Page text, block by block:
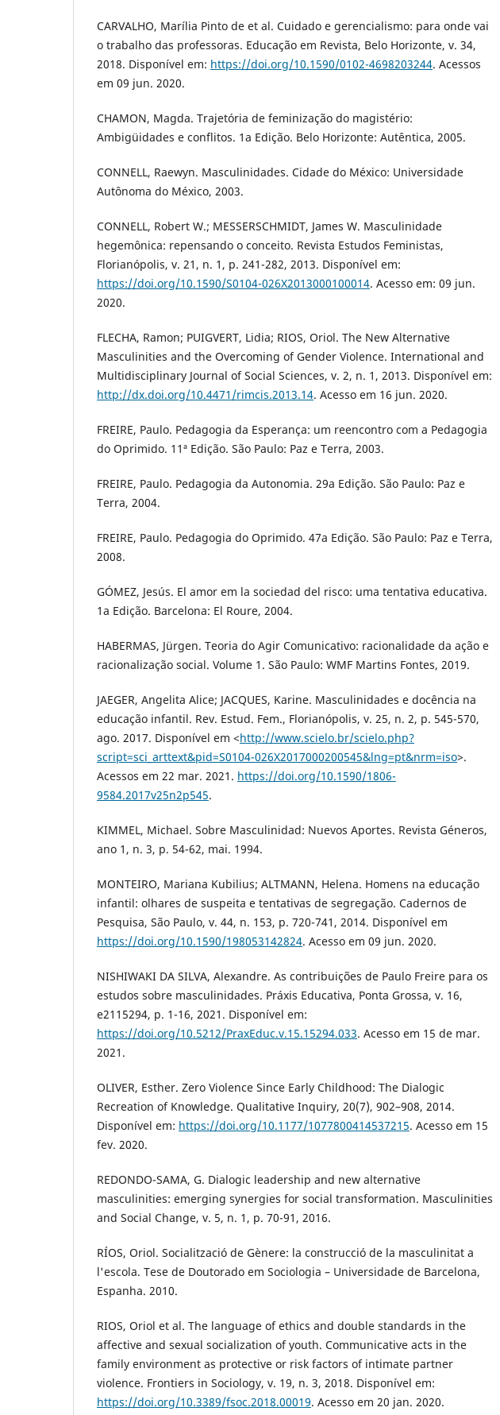
CARVALHO, Marília Pinto de et al. Cuidado e gerencialismo: para onde vai
o trabalho das professoras. Educação em Revista, Belo Horizonte, v. 34,
2018. Disponível em: https://doi.org/10.1590/0102-4698203244. Acessos
em 09 jun. 2020.
CHAMON, Magda. Trajetória de feminização do magistério:
Ambigüidades e conflitos. 1a Edição. Belo Horizonte: Autêntica, 2005.
CONNELL, Raewyn. Masculinidades. Cidade do México: Universidade
Autônoma do México, 2003.
CONNELL, Robert W.; MESSERSCHMIDT, James W. Masculinidade
hegemônica: repensando o conceito. Revista Estudos Feministas,
Florianópolis, v. 21, n. 1, p. 241-282, 2013. Disponível em:
https://doi.org/10.1590/S0104-026X2013000100014. Acesso em: 09 jun.
2020.
FLECHA, Ramon; PUIGVERT, Lidia; RIOS, Oriol. The New Alternative
Masculinities and the Overcoming of Gender Violence. International and
Multidisciplinary Journal of Social Sciences, v. 2, n. 1, 2013. Disponível em:
http://dx.doi.org/10.4471/rimcis.2013.14. Acesso em 16 jun. 2020.
FREIRE, Paulo. Pedagogia da Esperança: um reencontro com a Pedagogia
do Oprimido. 11ª Edição. São Paulo: Paz e Terra, 2003.
FREIRE, Paulo. Pedagogia da Autonomia. 29a Edição. São Paulo: Paz e
Terra, 2004.
FREIRE, Paulo. Pedagogia do Oprimido. 47a Edição. São Paulo: Paz e Terra,
2008.
GÓMEZ, Jesús. El amor em la sociedad del risco: uma tentativa educativa.
1a Edição. Barcelona: El Roure, 2004.
HABERMAS, Jürgen. Teoria do Agir Comunicativo: racionalidade da ação e
racionalização social. Volume 1. São Paulo: WMF Martins Fontes, 2019.
JAEGER, Angelita Alice; JACQUES, Karine. Masculinidades e docência na
educação infantil. Rev. Estud. Fem., Florianópolis, v. 25, n. 2, p. 545-570,
ago. 2017. Disponível em <http://www.scielo.br/scielo.php?
script=sci_arttext&pid=S0104-026X2017000200545&lng=pt&nrm=iso>.
Acessos em 22 mar. 2021. https://doi.org/10.1590/1806-
9584.2017v25n2p545.
KIMMEL, Michael. Sobre Masculinidad: Nuevos Aportes. Revista Géneros,
ano 1, n. 3, p. 54-62, mai. 1994.
MONTEIRO, Mariana Kubilius; ALTMANN, Helena. Homens na educação
infantil: olhares de suspeita e tentativas de segregação. Cadernos de
Pesquisa, São Paulo, v. 44, n. 153, p. 720-741, 2014. Disponível em
https://doi.org/10.1590/198053142824. Acesso em 09 jun. 2020.
NISHIWAKI DA SILVA, Alexandre. As contribuições de Paulo Freire para os
estudos sobre masculinidades. Práxis Educativa, Ponta Grossa, v. 16,
e2115294, p. 1-16, 2021. Disponível em:
https://doi.org/10.5212/PraxEduc.v.15.15294.033. Acesso em 15 de mar.
2021.
OLIVER, Esther. Zero Violence Since Early Childhood: The Dialogic
Recreation of Knowledge. Qualitative Inquiry, 20(7), 902–908, 2014.
Disponível em: https://doi.org/10.1177/1077800414537215. Acesso em 15
fev. 2020.
REDONDO-SAMA, G. Dialogic leadership and new alternative
masculinities: emerging synergies for social transformation. Masculinities
and Social Change, v. 5, n. 1, p. 70-91, 2016.
RÍOS, Oriol. Socialització de Gènere: la construcció de la masculinitat a
l'escola. Tese de Doutorado em Sociologia – Universidade de Barcelona,
Espanha. 2010.
RIOS, Oriol et al. The language of ethics and double standards in the
affective and sexual socialization of youth. Communicative acts in the
family environment as protective or risk factors of intimate partner
violence. Frontiers in Sociology, v. 19, n. 3, 2018. Disponível em:
https://doi.org/10.3389/fsoc.2018.00019. Acesso em 20 jan. 2020.